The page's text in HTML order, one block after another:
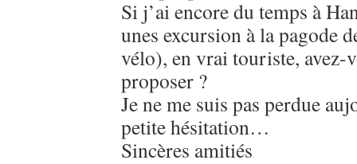
Si j’ai encore du temps à
unes excursion à la pagode
vélo), en vrai touriste, avez-
proposer ?
Je ne me suis pas perdue
petite hésitation…
Sincères amitiés